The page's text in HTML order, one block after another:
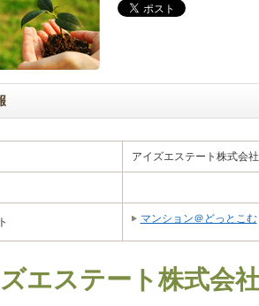
アイズエステート株式会社
マンション＠どっとこむ
エステート株式会